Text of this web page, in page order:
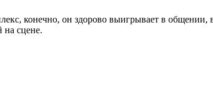
конечно, он здорово выигрывает в
на сцене.